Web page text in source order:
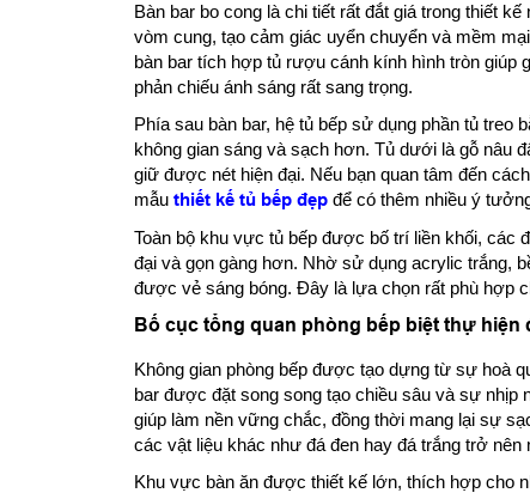
Bàn bar bo cong là chi tiết rất đắt giá trong thiết
vòm cung, tạo cảm giác uyển chuyển và mềm
bàn bar tích hợp tủ rượu cánh kính hình tròn giúp
phản chiếu ánh sáng rất sang trọng.
Phía sau bàn bar, hệ tủ bếp sử dụng phần tủ treo
không gian sáng và sạch hơn. Tủ dưới là gỗ nâu
giữ được nét hiện đại. Nếu bạn quan tâm đến
mẫu thiết kế tủ bếp đẹp để có thêm nhiều ý
Toàn bộ khu vực tủ bếp được bố trí liền khối, các
đại và gọn gàng hơn. Nhờ sử dụng acrylic trắng,
được vẻ sáng bóng. Đây là lựa chọn rất phù hợp
Bố cục tổng quan phòng bếp biệt thự hiện
Không gian phòng bếp được tạo dựng từ sự hoà
bar được đặt song song tạo chiều sâu và sự nhịp
giúp làm nền vững chắc, đồng thời mang lại sự
các vật liệu khác như đá đen hay đá trắng trở nên
Khu vực bàn ăn được thiết kế lớn, thích hợp cho